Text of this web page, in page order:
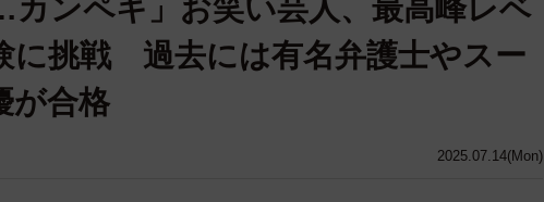
2025.07.14(Mon)
カンペキ」お笑い芸人、最高峰レベ
に挑戦 過去には有名弁護士やスー
が合格